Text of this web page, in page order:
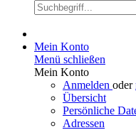
Mein Konto
Menü schließen
Mein Konto
Anmelden oder
Übersicht
Persönliche
Adressen